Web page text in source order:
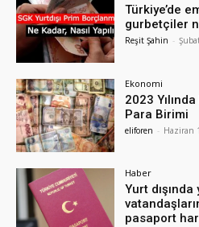
Türkiye’de
gurbetçiler
Reşit Şahin -
Ekonomi
2023
Para Birimi
eliforen - Haziran
Haber
Yurt
pasaport